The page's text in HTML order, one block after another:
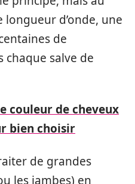
longueur d’onde, une
de
chaque salve de
couleur de cheveux
bien choisir
de grandes
les jambes) en